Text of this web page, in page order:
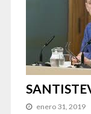
enero 31, 2019